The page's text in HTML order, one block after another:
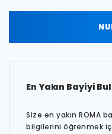
En Yakın Bayiyi Bul
Size en yakın ROMA
bilgilerini öğrenmek